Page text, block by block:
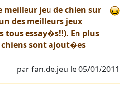
meilleur jeu de chien sur
des meilleurs jeux
tous essay�s!!). En plus
chiens sont ajout�es
par fan.de.jeu le 05/01/2011